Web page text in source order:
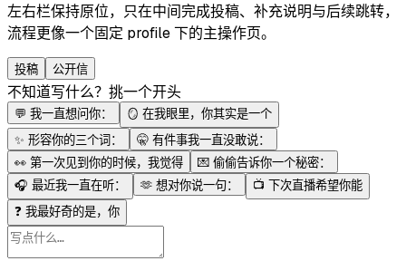
左右栏保持原位，只在中间完成投稿、补充说明与后续跳转，
流程更像一个固定 profile 下的主操作页。
投稿 公开信
不知道写什么？挑一个开头
💬 我一直想问你： 🪞 在我眼里，你其实是一个
✨ 形容你的三个词： 🤫 有件事我一直没敢说：
👀 第一次见到你的时候，我觉得 💌 偷偷告诉你一个秘密：
🎧 最近我一直在听： 🫶 想对你说一句： 📺 下次直播希望你能
❓ 我最好奇的是，你